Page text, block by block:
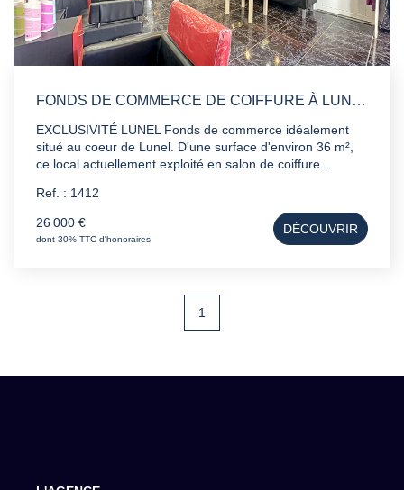
FONDS DE COMMERCE DE COIFFURE À LUNEL 36 M2
EXCLUSIVITÉ LUNEL Fonds de commerce idéalement
situé au coeur de Lunel. D'une surface d'environ 36 m²,
ce local actuellement exploité en salon de coiffure
attractif avec passage régulier. Le bien est entièrement
équipé pour une activité de coiffure, prêt à l'exploitation
immédiate. Dossier complet et informations
complémentaires sur demande. Contactez Mikael votre
Ref. : 1412
26 000 €
dont 30% TTC d'honoraires
DÉCOUVRIR
1